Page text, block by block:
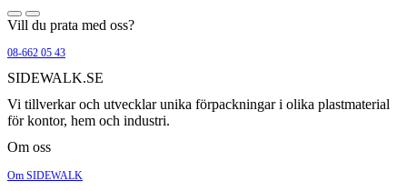
Vill du prata med oss?
08-662 05 43
SIDEWALK.SE
Vi tillverkar och utvecklar unika förpackningar i olika plastmaterial
för kontor, hem och industri.
Om oss
Om SIDEWALK